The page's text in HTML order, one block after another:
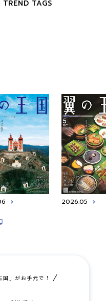
TREND TAGS
2026.05
」がお手元で！